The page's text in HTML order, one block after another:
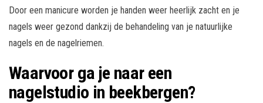
Door een manicure worden je handen weer heerlijk zacht en je
nagels weer gezond dankzij de behandeling van je natuurlijke
nagels en de nagelriemen.
Waarvoor ga je naar een
nagelstudio in beekbergen?